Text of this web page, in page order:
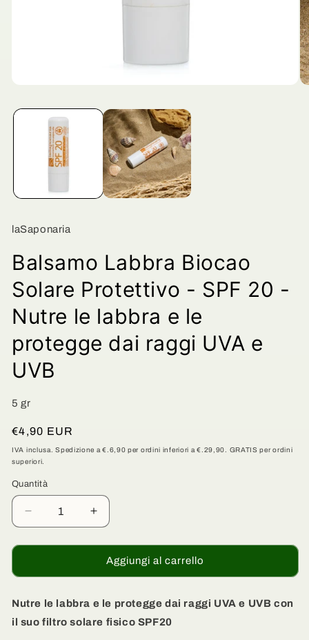
multimediali
laSaponaria
Balsamo Labbra Biocao
Solare Protettivo - SPF 20 -
Nutre le labbra e le
protegge dai raggi UVA e
UVB
5 gr
Prezzo
di
listino
€4,90 EUR
IVA inclusa. Spedizione a €.6,90 per ordini inferiori a €.29,90. GRATIS per ordini
superiori.
Quantità
Quantità
Diminuisci
quantità
per
Labbra
Solare
Protettivo
Aumenta
quantità
per
Balsamo
Labbra
Solare
Protettivo
Aggiungi al carrello
Nutre le labbra e le protegge dai raggi UVA e UVB con
il suo filtro solare fisico SPF20